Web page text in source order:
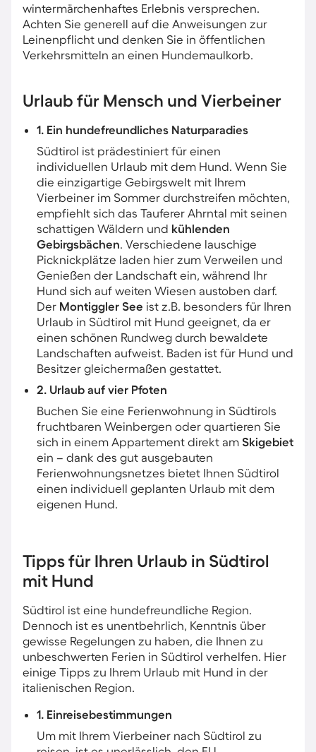
wintermärchenhaftes Erlebnis versprechen.
Achten Sie generell auf die Anweisungen zur
Leinenpflicht und denken Sie in öffentlichen
Verkehrsmitteln an einen Hundemaulkorb.
Urlaub für Mensch und Vierbeiner
1. Ein hundefreundliches Naturparadies
Südtirol ist prädestiniert für einen
individuellen Urlaub mit dem Hund. Wenn Sie
die einzigartige Gebirgswelt mit Ihrem
Vierbeiner im Sommer durchstreifen möchten,
empfiehlt sich das Tauferer Ahrntal mit seinen
schattigen Wäldern und kühlenden
Gebirgsbächen. Verschiedene lauschige
Picknickplätze laden hier zum Verweilen und
Genießen der Landschaft ein, während Ihr
Hund sich auf weiten Wiesen austoben darf.
Der Montiggler See ist z.B. besonders für Ihren
Urlaub in Südtirol mit Hund geeignet, da er
einen schönen Rundweg durch bewaldete
Landschaften aufweist. Baden ist für Hund und
Besitzer gleichermaßen gestattet.
2. Urlaub auf vier Pfoten
Buchen Sie eine Ferienwohnung in Südtirols
fruchtbaren Weinbergen oder quartieren Sie
sich in einem Appartement direkt am Skigebiet
ein – dank des gut ausgebauten
Ferienwohnungsnetzes bietet Ihnen Südtirol
einen individuell geplanten Urlaub mit dem
eigenen Hund.
Tipps für Ihren Urlaub in Südtirol
mit Hund
Südtirol ist eine hundefreundliche Region.
Dennoch ist es unentbehrlich, Kenntnis über
gewisse Regelungen zu haben, die Ihnen zu
unbeschwerten Ferien in Südtirol verhelfen. Hier
einige Tipps zu Ihrem Urlaub mit Hund in der
italienischen Region.
1. Einreisebestimmungen
Um mit Ihrem Vierbeiner nach Südtirol zu